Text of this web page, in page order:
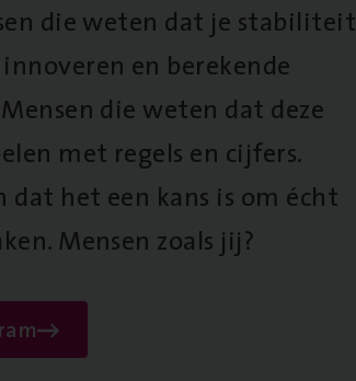
die weten dat je stabiliteit
en berekende
die weten dat deze
met regels en cijfers.
dat het een kans is om écht
Mensen zoals jij?